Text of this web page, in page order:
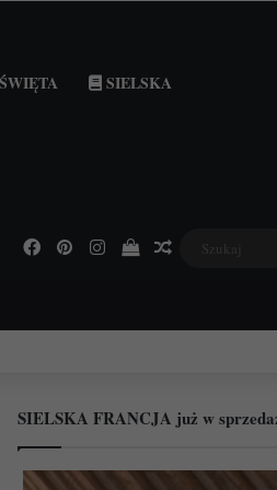
SIELSKA
Facebook
PinterestInstagramPodejrzyj swój
Losowy wpis
SIELSKA FRANCJA już w